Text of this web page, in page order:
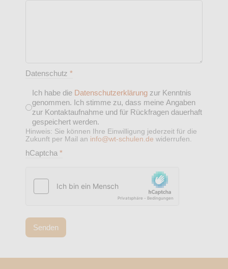
Datenschutz *
Ich habe die Datenschutzerklärung zur Kenntnis
genommen. Ich stimme zu, dass meine Angaben
zur Kontaktaufnahme und für Rückfragen dauerhaft
gespeichert werden.
Hinweis: Sie können Ihre Einwilligung jederzeit für die
Zukunft per Mail an info@wt-schulen.de widerrufen.
hCaptcha *
Senden